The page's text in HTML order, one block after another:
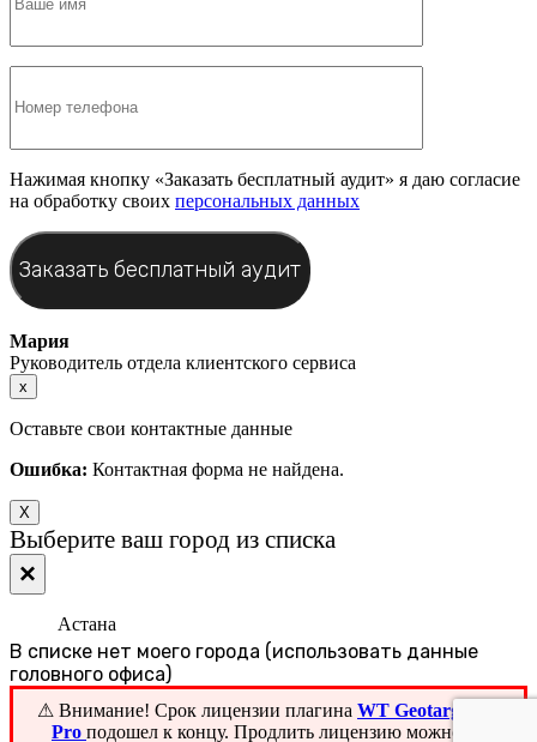
Нажимая кнопку «Заказать бесплатный аудит» я даю согласие
на обработку своих персональных данных
Мария
Руководитель отдела клиентского сервиса
x
Оставьте свои контактные данные
Ошибка: Контактная форма не найдена.
X
Выберите ваш город из списка
×
Астана
В списке нет моего города (использовать данные
головного офиса)
⚠ Внимание! ️Срок лицензии плагина WT Geotargeting
Pro подошел к концу. Продлить лицензию можно на